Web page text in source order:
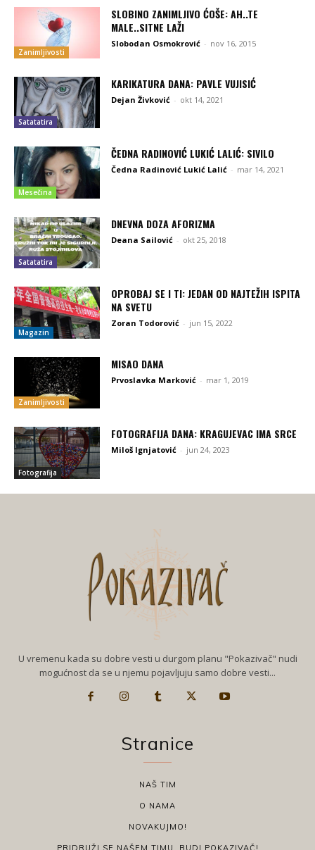
Zanimljivosti
SLOBINO ZANIMLJIVO ĆOŠE: AH..TE
MALE..SITNE LAŽI
Slobodan Osmokrović - nov 16, 2015
Satatatira
KARIKATURA DANA: PAVLE VUJISIĆ
Dejan Živković - okt 14, 2021
Mesečina
ČEDNA RADINOVIĆ LUKIĆ LALIĆ: SIVILO
Čedna Radinović Lukić Lalić - mar 14, 2021
Satatatira
DNEVNA DOZA AFORIZMA
Deana Sailović - okt 25, 2018
Magazin
OPROBAJ SE I TI: JEDAN OD NAJTEŽIH ISPITA
NA SVETU
Zoran Todorović - jun 15, 2022
Zanimljivosti
MISAO DANA
Prvoslavka Marković - mar 1, 2019
Fotografija
FOTOGRAFIJA DANA: KRAGUJEVAC IMA SRCE
Miloš Ignjatović - jun 24, 2023
U vremenu kada su dobre vesti u durgom planu "Pokazivač" nudi
mogućnost da se u njemu pojavljuju samo dobre vesti...
Stranice
NAŠ TIM
O NAMA
NOVAKUJMO!
PRIDRUŽI SE NAŠEM TIMU, BUDI POKAZIVAČ!